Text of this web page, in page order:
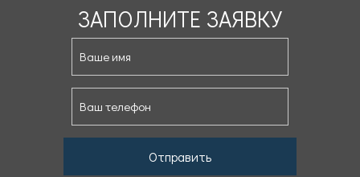
ЗАПОЛНИТЕ ЗАЯВКУ
Отправить